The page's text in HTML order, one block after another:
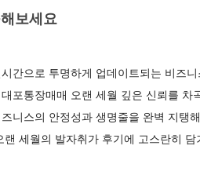
보세요
간으로 투명하게 업데이트되는 비즈
포통장매매 오랜 세월 깊은 신뢰를
니스의 안정성과 생명줄을 완벽 지탱
랜 세월의 발자취가 후기에 고스란히 담